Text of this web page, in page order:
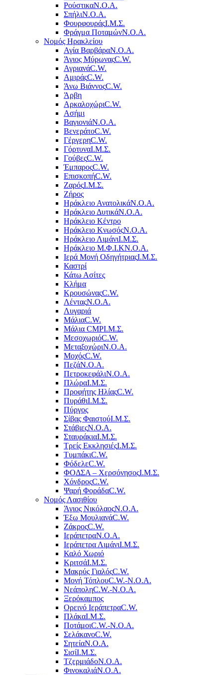
ΡούστικαΝ.Ο.Α.
ΣπήλιΝ.Ο.Α.
ΦουρφουράςΙ.Μ.Σ.
Φράγμα ΠοταμώνΝ.Ο.Α.
Νομός Ηρακλείου
Αγία ΒαρβάραΝ.Ο.Α.
Άγιος ΜύρωναςC.W.
ΑγριανάC.W.
ΑμιράςC.W.
Άνω ΒιάννοςC.W.
Άρβη
ΑρκαλοχώριC.W.
Ασήμι
ΒαγιονιάΝ.Ο.Α.
ΒενεράτοC.W.
ΓέργερηC.W.
ΓόρτυναΙ.Μ.Σ.
ΓούβεςC.W.
ΈμπαροςC.W.
ΕπισκοπήC.W.
ΖαρόςΙ.Μ.Σ.
Ζήρος
Ηράκλειο ΑνατολικάΝ.Ο.Α.
Ηράκλειο ΔυτικάΝ.Ο.Α.
Ηράκλειο Κέντρο
Ηράκλειο ΚνωσόςΝ.Ο.Α.
Ηράκλειο ΛιμάνιΙ.Μ.Σ.
Ηράκλειο Μ.Φ.Ι.ΚΝ.Ο.Α.
Ιερά Μονή ΟδηγήτριαςΙ.Μ.Σ.
Καστρί
Κάτω Ασίτες
Κλήμα
ΚρουσώναςC.W.
ΛένταςΝ.Ο.Α.
Λυγαριά
ΜάλιαC.W.
Μάλια CMPΙ.Μ.Σ.
ΜεσοχωριόC.W.
ΜεταξοχώριΝ.Ο.Α.
ΜοχόςC.W.
ΠεζάΝ.Ο.Α.
ΠετροκεφάλιΝ.Ο.Α.
ΠλώραΙ.Μ.Σ.
Προφήτης ΗλίαςC.W.
ΠυράθιΙ.Μ.Σ.
Πύργος
Σίβας ΦαιστούΙ.Μ.Σ.
ΣτάβιεςΝ.Ο.Α.
ΣταυράκιαΙ.Μ.Σ.
Τρείς ΕκκλησιέςΙ.Μ.Σ.
ΤυμπάκιC.W.
ΦόδελεC.W.
ΦΟΔΣΑ – ΧερσόνησοςΙ.Μ.Σ.
ΧόνδροςC.W.
Ψαρή ΦοράδαC.W.
Νομός Λασιθίου
Άγιος ΝικόλαοςΝ.Ο.Α.
Έξω ΜουλιανάC.W.
ΖάκροςC.W.
ΙεράπετραΝ.Ο.Α.
Ιεράπετρα ΛιμάνιΙ.Μ.Σ.
Καλό Χωριό
ΚριτσάΙ.Μ.Σ.
Μακρύς ΓιαλόςC.W.
Μονή ΤόπλουC.W.-Ν.Ο.Α.
ΝεάποληC.W.-Ν.Ο.Α.
Ξερόκαμπος
Ορεινό ΙεράπετραC.W.
ΠλάκαΙ.Μ.Σ.
ΠοτάμοιC.W.-Ν.Ο.Α.
ΣελάκανοC.W.
ΣητείαΝ.Ο.Α.
ΣισίΙ.Μ.Σ.
ΤζερμιάδοΝ.Ο.Α.
ΦινοκαλιάΝ.Ο.Α.